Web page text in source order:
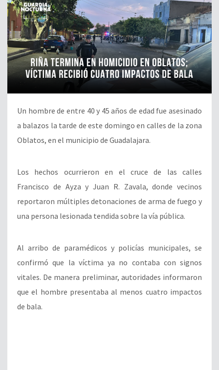
Un hombre de entre 40 y 45 años de edad fue asesinado
a balazos la tarde de este domingo en calles de la zona
Oblatos, en el municipio de Guadalajara.
Los hechos ocurrieron en el cruce de las calles
Francisco de Ayza y Juan R. Zavala, donde vecinos
reportaron múltiples detonaciones de arma de fuego y
una persona lesionada tendida sobre la vía pública.
Al arribo de paramédicos y policías municipales, se
confirmó que la víctima ya no contaba con signos
vitales. De manera preliminar, autoridades informaron
que el hombre presentaba al menos cuatro impactos
de bala.